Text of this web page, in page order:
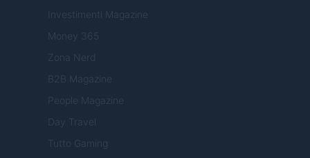
Investimenti Magazine
Money 365
Zona Nerd
B2B Magazine
People Magazine
Day Travel
Tutto Gaming